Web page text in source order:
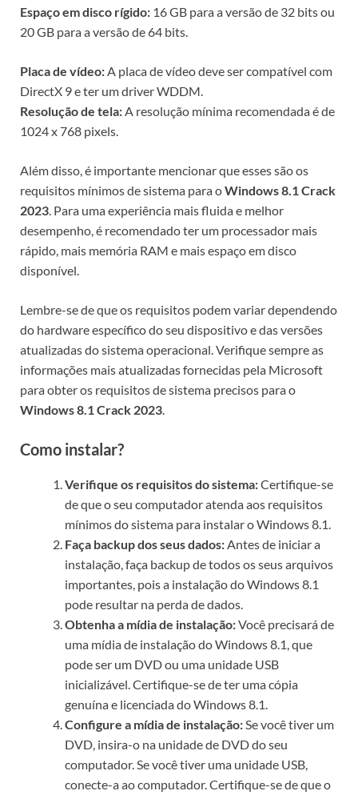
Espaço em disco rígido: 16 GB para a versão de 32 bits ou
20 GB para a versão de 64 bits.
Placa de vídeo: A placa de vídeo deve ser compatível com
DirectX 9 e ter um driver WDDM.
Resolução de tela: A resolução mínima recomendada é de
1024 x 768 pixels.
Além disso, é importante mencionar que esses são os
requisitos mínimos de sistema para oWindows 8.1 Crack
2023 . Para uma experiência mais fluida e melhor
desempenho, é recomendado ter um processador mais
rápido, mais memória RAM e mais espaço em disco
disponível.
Lembre-se de que os requisitos podem variar dependendo
do hardware específico do seu dispositivo e das versões
atualizadas do sistema operacional. Verifique sempre as
informações mais atualizadas fornecidas pela Microsoft
para obter os requisitos de sistema precisos para o
Windows 8.1 Crack 2023
Como instalar?
Verifique os requisitos do sistema:Certifique-se
de que o seu computador atenda aos requisitos
mínimos do sistema para instalar o Windows 8.1.
Faça backup dos seus dados: Antes de iniciar a
instalação, faça backup de todos os seus arquivos
importantes, pois a instalação do Windows 8.1
pode resultar na perda de dados.
Obtenha a mídia de instalação:Você precisará de
uma mídia de instalação do Windows 8.1, que
pode ser um DVD ou uma unidade USB
inicializável. Certifique-se de ter uma cópia
genuína e licenciada do Windows 8.1.
Configure a mídia de instalação: Se você tiver um
DVD, insira-o na unidade de DVD do seu
computador. Se você tiver uma unidade USB,
conecte-a ao computador. Certifique-se de que o